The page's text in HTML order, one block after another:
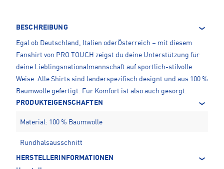
BESCHREIBUNG
Egal ob Deutschland, Italien oderÖsterreich – mit diesem
Fanshirt von PRO TOUCH zeigst du deine Unterstützung für
deine Lieblingsnationalmannschaft auf sportlich-stilvolle
Weise. Alle Shirts sind länderspezifisch designt und aus 100 %
Baumwolle gefertigt. Für Komfort ist also auch gesorgt.
PRODUKTEIGENSCHAFTEN
Material: 100 % Baumwolle
Rundhalsausschnitt
HERSTELLERINFORMATIONEN